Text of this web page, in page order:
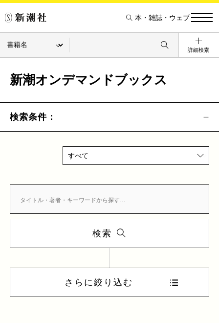
本・雑誌・ウェブ
詳細検索
新潮オンデマンドブックス
検索条件：
すべて
検索
さらに絞り込む